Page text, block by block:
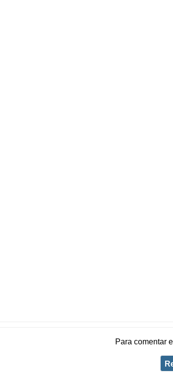
Para comentar